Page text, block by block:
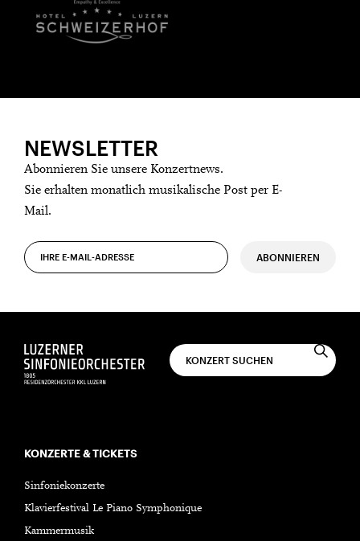
NEWSLETTER
Abonnieren Sie unsere Konzertnews.
Sie erhalten monatlich musikalische Post per E-
Mail.
ABONNIEREN
KONZERTE & TICKETS
Sinfoniekonzerte
Klavierfestival Le Piano Symphonique
Kammermusik